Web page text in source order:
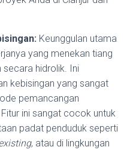
Keunggulan utama
yang menekan tiang
hidrolik. Ini
kebisingan yang sangat
pemancangan
ini sangat cocok untuk
padat penduduk seperti
, atau di lingkungan